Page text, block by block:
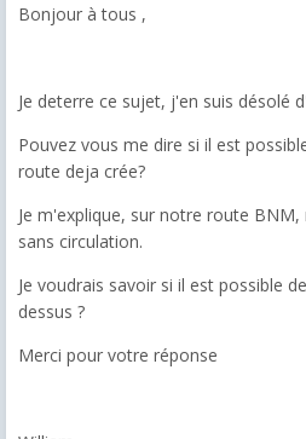
Bonjour à tous ,
Je deterre ce sujet, j'en suis désolé
Pouvez vous me dire si il est
route deja crée?
Je m'explique, sur notre route
sans circulation.
Je voudrais savoir si il est possible
dessus ?
Merci pour votre réponse